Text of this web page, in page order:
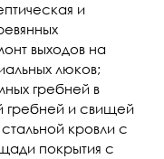
и
выходов на
люков;
гребней в
гребней и свищей
кровли с
покрытия с